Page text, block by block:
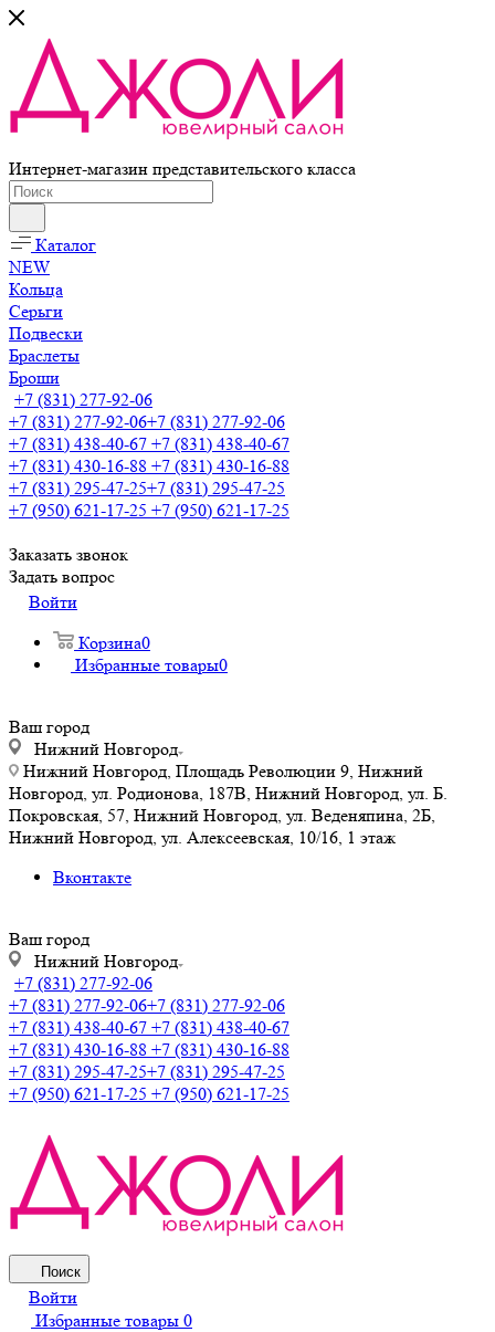
Интернет-магазин представительского класса
Каталог
NEW
Кольца
Серьги
Подвески
Браслеты
Броши
+7 (831) 277-92-06
+7 (831) 277-92-06+7 (831) 277-92-06
+7 (831) 438-40-67 +7 (831) 438-40-67
+7 (831) 430-16-88 +7 (831) 430-16-88
+7 (831) 295-47-25+7 (831) 295-47-25
+7 (950) 621-17-25 +7 (950) 621-17-25
Заказать звонок
Задать вопрос
Войти
Корзина0
Избранные товары0
Ваш город
Нижний Новгород
Нижний Новгород, Площадь Революции 9, Нижний
Новгород, ул. Родионова, 187В, Нижний Новгород, ул. Б.
Покровская, 57, Нижний Новгород, ул. Веденяпина, 2Б,
Нижний Новгород, ул. Алексеевская, 10/16, 1 этаж
Вконтакте
Ваш город
Нижний Новгород
+7 (831) 277-92-06
+7 (831) 277-92-06+7 (831) 277-92-06
+7 (831) 438-40-67 +7 (831) 438-40-67
+7 (831) 430-16-88 +7 (831) 430-16-88
+7 (831) 295-47-25+7 (831) 295-47-25
+7 (950) 621-17-25 +7 (950) 621-17-25
Поиск
Войти
Избранные товары 0